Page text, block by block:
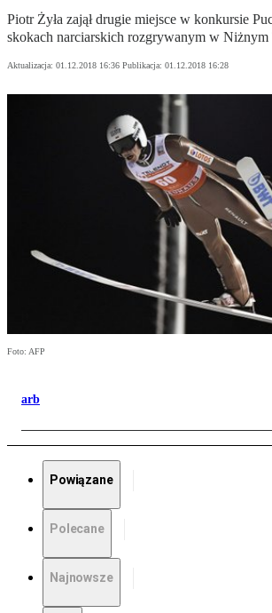
Piotr Żyła zajął drugie miejsce w konkursie
skokach narciarskich rozgrywanym w Niżnym
Aktualizacja: 01.12.2018 16:36 Publikacja: 01.12.2018 16:28
Foto: AFP
arb
Powiązane
Polecane
Najnowsze